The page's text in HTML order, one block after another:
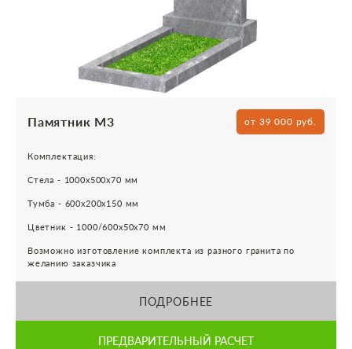
Памятник М3 от 39 000 руб.
Комплектация:
Стела - 1000х500х70 мм
Тумба - 600х200х150 мм
Цветник - 1000/600х50х70 мм
Возможно изготовление комплекта из разного гранита по
желанию заказчика
ПОДРОБНЕЕ
ПРЕДВАРИТЕЛЬНЫЙ РАСЧЕТ